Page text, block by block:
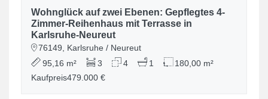
Wohnglück auf zwei Ebenen: Gepflegtes 4-
Zimmer-Reihenhaus mit Terrasse in
Karlsruhe-Neureut
76149, Karlsruhe / Neureut
95,16 m²
3 4 1
180,00 m²
Kaufpreis479.000 €